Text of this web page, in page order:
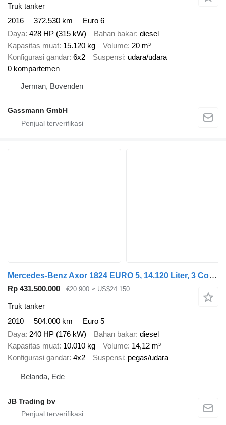
Truk tanker
2016
372.530 km
Euro 6
Daya 428 HP (315 kW) Bahan bakar diesel
Kapasitas muat 15.120 kg Volume 20 m³
Konfigurasi gandar 6x2 Suspensi udara/udara
0 kompartemen
Jerman, Bovenden
Gassmann GmbH
Mercedes-Benz Axor 1824 EURO 5, 14.120 Liter, 3 Comp, Manual, Fuel
Rp 431.500.000 €20.900 ≈ US$24.150
Truk tanker
2010
504.000 km
Euro 5
Daya 240 HP (176 kW) Bahan bakar diesel
Kapasitas muat 10.010 kg Volume 14,12 m³
Konfigurasi gandar 4x2 Suspensi pegas/udara
Belanda, Ede
JB Trading bv